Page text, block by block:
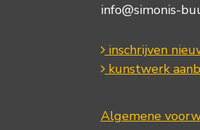
info@simonis-
inschrijven
kunstwerk
Algemene